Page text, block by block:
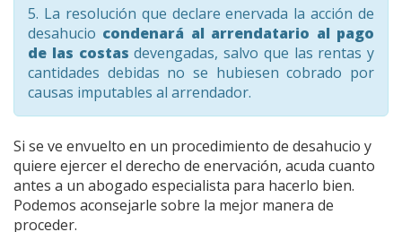
5. La resolución que declare enervada la acción de
desahucio condenará al arrendatario al pago
de las costas devengadas, salvo que las rentas y
cantidades debidas no se hubiesen cobrado por
causas imputables al arrendador.
Si se ve envuelto en un procedimiento de desahucio y
quiere ejercer el derecho de enervación, acuda cuanto
antes a un abogado especialista para hacerlo bien.
Podemos aconsejarle sobre la mejor manera de
proceder.